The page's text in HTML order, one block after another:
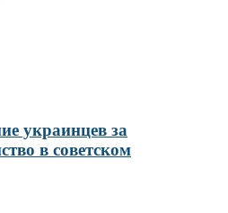
украинцев за
в советском